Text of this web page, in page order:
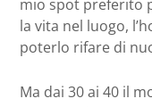
mio spot preferito
la vita nel luogo,
poterlo rifare di
Ma dai 30 ai 40 il